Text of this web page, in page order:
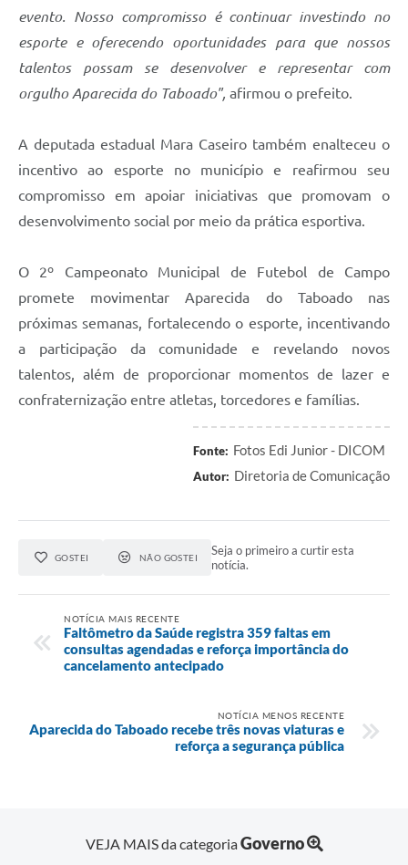
evento. Nosso compromisso é continuar investindo no
esporte e oferecendo oportunidades para que nossos
talentos possam se desenvolver e representar com
orgulho Aparecida do Taboado", afirmou o prefeito.
A deputada estadual Mara Caseiro também enalteceu o
incentivo ao esporte no município e reafirmou seu
compromisso em apoiar iniciativas que promovam o
desenvolvimento social por meio da prática esportiva.
O 2º Campeonato Municipal de Futebol de Campo
promete movimentar Aparecida do Taboado nas
próximas semanas, fortalecendo o esporte, incentivando
a participação da comunidade e revelando novos
talentos, além de proporcionar momentos de lazer e
confraternização entre atletas, torcedores e famílias.
Fonte: Fotos Edi Junior - DICOM
Autor: Diretoria de Comunicação
GOSTEI NÃO GOSTEI
Seja o primeiro a curtir esta
notícia.
NOTÍCIA MAIS RECENTE
Faltômetro da Saúde registra 359 faltas em
consultas agendadas e reforça importância do
cancelamento antecipado
NOTÍCIA MENOS RECENTE
Aparecida do Taboado recebe três novas viaturas e
reforça a segurança pública
VEJA MAIS da categoriaGoverno